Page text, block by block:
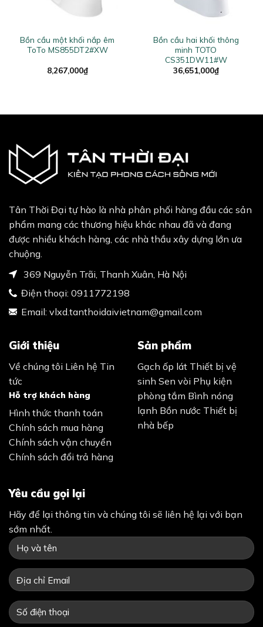
Bồn cầu một khối nắp êm
ToTo MS855DT2#XW
8,267,000₫
Bồn cầu hai khối thông
minh TOTO
CS351DW11#W
36,651,000₫
Tân Thời Đại tự hào là nhà phân phối hàng đầu các sản
phẩm mang các thương hiệu khác nhau đã và đang
được nhiều khách hàng, các nhà thầu xây dựng lớn ưa
chuộng.
369 Nguyễn Trãi, Thanh Xuân, Hà Nội
Điện thoại: 0911772198
Email: vlxd.tanthoidaivietnam@gmail.com
Giới thiệu
Về chúng tôi Liên hệ Tin
tức
Hỗ trợ khách hàng
Hình thức thanh toán
Chính sách mua hàng
Chính sách vận chuyển
Chính sách đổi trả hàng
Sản phẩm
Gạch ốp lát Thiết bị vệ
sinh Sen vòi Phụ kiện
phòng tắm Bình nóng
lạnh Bồn nước Thiết bị
nhà bếp
Yêu cầu gọi lại
Hãy để lại thông tin và chúng tôi sẽ liên hệ lại với bạn
sớm nhất.